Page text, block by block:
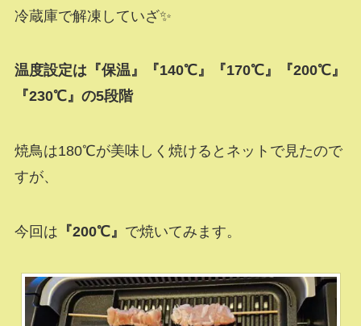
冷蔵庫で解凍していざ✨
温度設定は『保温』『140℃』『170℃』『200℃』
『230℃』の5段階
焼鳥は180℃が美味しく焼けるとネットで見たので
すが、
今回は 『200℃』 で焼いてみます。